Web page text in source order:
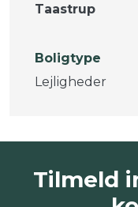
Taastrup
Boligtype
Lejligheder
Tilmeld